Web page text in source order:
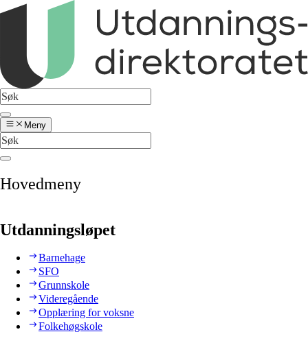
Meny
Hovedmeny
Utdanningsløpet
Barnehage
SFO
Grunnskole
Videregående
Opplæring for voksne
Folkehøgskole